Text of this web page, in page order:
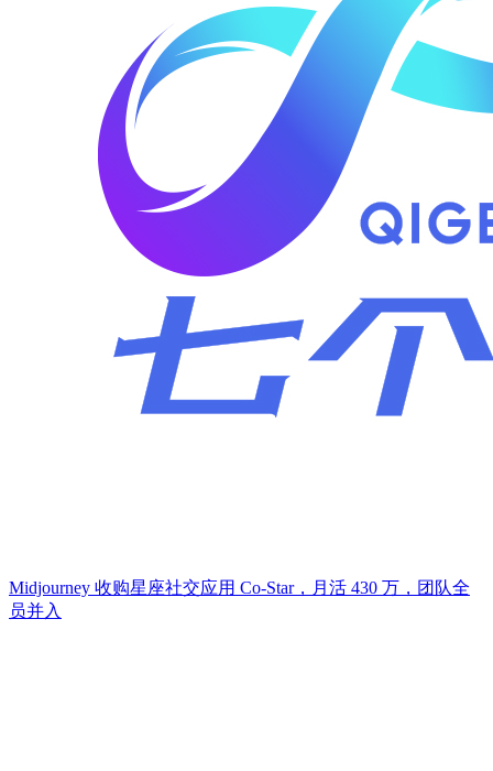
Midjourney 收购星座社交应用 Co-Star，月活 430 万，团队全
员并入